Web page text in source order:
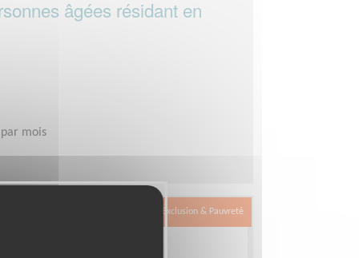
âgées résidant en
mois
Exclusion & Pauvreté